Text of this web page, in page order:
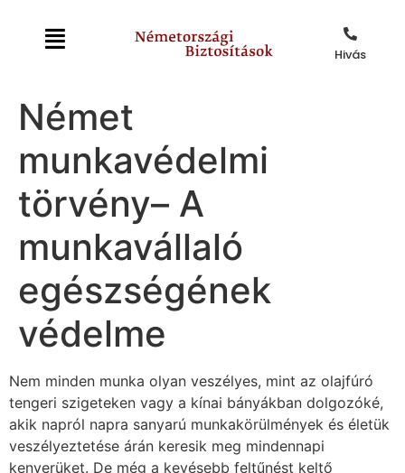
Hivás
Német
munkavédelmi
törvény– A
munkavállaló
egészségének
védelme
Nem minden munka olyan veszélyes, mint az olajfúró
tengeri szigeteken vagy a kínai bányákban dolgozóké,
akik napról napra sanyarú munkakörülmények és életük
veszélyeztetése árán keresik meg mindennapi
kenyerüket. De még a kevésebb feltűnést keltő